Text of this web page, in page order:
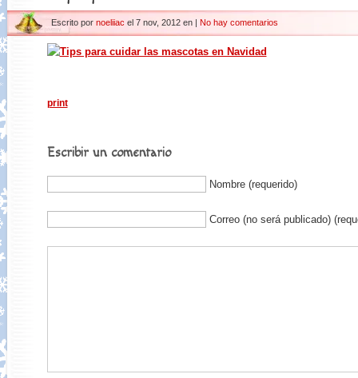
Escrito por noeliiac el 7 nov, 2012 en | No hay comentarios
print
Escribir un comentario
Nombre (requerido)
Correo (no será publicado)